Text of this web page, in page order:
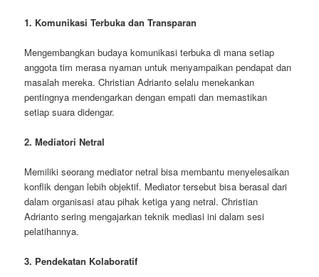
1. Komunikasi Terbuka dan Transparan
Mengembangkan budaya komunikasi terbuka di mana setiap
anggota tim merasa nyaman untuk menyampaikan pendapat dan
masalah mereka. Christian Adrianto selalu menekankan
pentingnya mendengarkan dengan empati dan memastikan
setiap suara didengar.
2. Mediatori Netral
Memiliki seorang mediator netral bisa membantu menyelesaikan
konflik dengan lebih objektif. Mediator tersebut bisa berasal dari
dalam organisasi atau pihak ketiga yang netral. Christian
Adrianto sering mengajarkan teknik mediasi ini dalam sesi
pelatihannya.
3. Pendekatan Kolaboratif